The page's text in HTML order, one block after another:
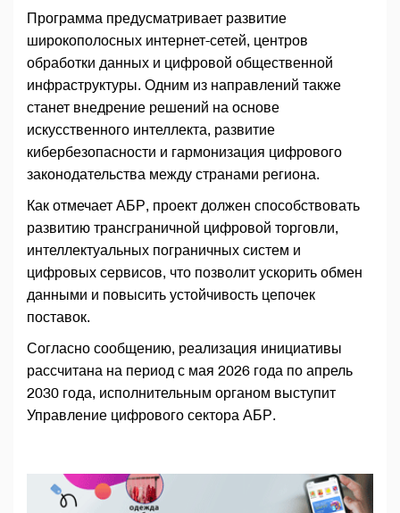
Программа предусматривает развитие
широкополосных интернет-сетей, центров
обработки данных и цифровой общественной
инфраструктуры. Одним из направлений также
станет внедрение решений на основе
искусственного интеллекта, развитие
кибербезопасности и гармонизация цифрового
законодательства между странами региона.
Как отмечает АБР, проект должен способствовать
развитию трансграничной цифровой торговли,
интеллектуальных пограничных систем и
цифровых сервисов, что позволит ускорить обмен
данными и повысить устойчивость цепочек
поставок.
Согласно сообщению, реализация инициативы
рассчитана на период с мая 2026 года по апрель
2030 года, исполнительным органом выступит
Управление цифрового сектора АБР.